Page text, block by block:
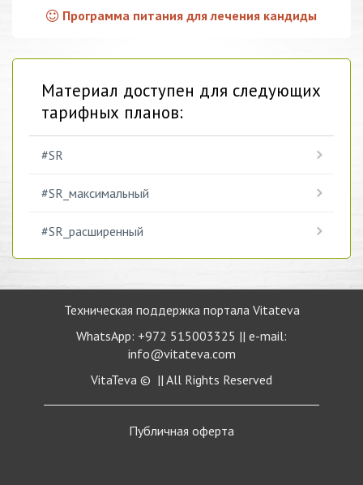
Программа питания для лечения кандиды
Материал доступен для следующих
тарифных планов:
#SR
#SR_максимальный
#SR_расширенный
Техническая поддержка портала Vitateva
WhatsApp: +972 515003325 || e-mail:
info@vitateva.com
VitaTeva © || All Rights Reserved
Публичная оферта